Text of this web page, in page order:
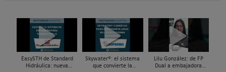
EasySTH de Standard
Hidráulica: nueva
Skywater®: el sistema
que convierte la
Lilu González: de FP
Dual a embajadora